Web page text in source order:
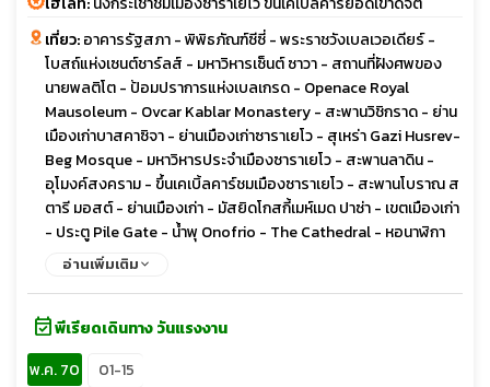
เที่ยว:อาคารรัฐสภา - พิพิธภัณฑ์ซีซี่ - พระราชวังเบลเวอเดียร์ -
โบสถ์แห่งเซนต์ชาร์ลส์ - มหาวิหารเซ็นต์ ซาวา - สถานที่ฝังศพของ
นายพลติโต - ป้อมปราการแห่งเบลเกรด - Openace Royal
Mausoleum - Ovcar Kablar Monastery - สะพานวิชิกราด - ย่าน
เมืองเก่าบาสคาซิจา - ย่านเมืองเก่าซาราเยโว - สุเหร่า Gazi Husrev-
Beg Mosque - มหาวิหารประจำเมืองซาราเยโว - สะพานลาดิน -
อุโมงค์สงคราม - ขึ้นเคเบิ้ลคาร์ชมเมืองซาราเยโว - สะพานโบราณ ส
ตารี มอสต์ - ย่านเมืองเก่า - มัสยิดโกสกี้เมห์เมด ปาซ่า - เขตเมืองเก่า
- ประตู Pile Gate - น้ำพุ Onofrio - The Cathedral - หอนาฬิกา
โบราณ - พระราชวังเรคเตอร์ - สปอนซา พาเลส - ถนนสตราดัน -
The Cathedral of the Resurrection of Christ - อนุสาวรีย์
Jasikovac - เมืองเก่าเบราเน - อาราม Durdevi Stupovi
Monastery - มัสยิดสุลตานมูรัดที่สอง - หอคอย Ganica Kula -
อ่านเพิ่มเติม
event_availableพีเรียดเดินทาง วันแรงงาน
พ.ค. 70
01-15